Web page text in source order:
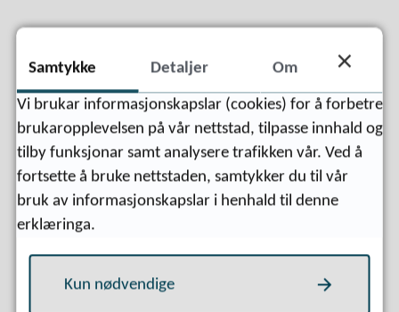
Fann du det du leita etter?
Ja
Samtykke Detaljer Om
Vi brukar informasjonskapslar (cookies) for å forbetre
brukaropplevelsen på vår nettstad, tilpasse innhald og
tilby funksjonar samt analysere trafikken vår. Ved å
fortsette å bruke nettstaden, samtykker du til vår
bruk av informasjonskapslar i henhald til denne
erklæringa.
Kun nødvendige